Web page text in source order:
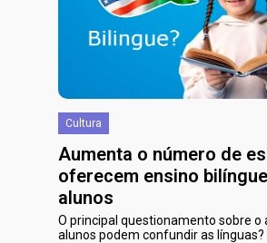
Cultura
Aumenta o número de
oferecem ensino
alunos
O principal questionamento sobre o
alunos podem confundir as línguas?